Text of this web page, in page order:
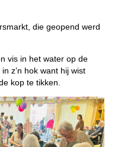
die geopend werd
vis in het water op de
z’n hok want hij wist
kop te tikken.